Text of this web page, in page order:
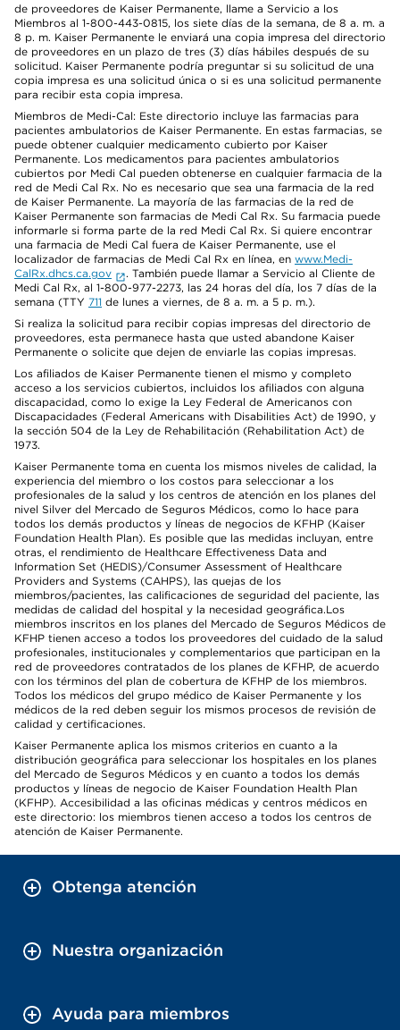
de proveedores de Kaiser Permanente, llame a Servicio a los
Miembros al 1-800-443-0815, los siete días de la semana, de 8 a. m. a
8 p. m. Kaiser Permanente le enviará una copia impresa del directorio
de proveedores en un plazo de tres (3) días hábiles después de su
solicitud. Kaiser Permanente podría preguntar si su solicitud de una
copia impresa es una solicitud única o si es una solicitud permanente
para recibir esta copia impresa.
Miembros de Medi-Cal: Este directorio incluye las farmacias para
pacientes ambulatorios de Kaiser Permanente. En estas farmacias, se
puede obtener cualquier medicamento cubierto por Kaiser
Permanente. Los medicamentos para pacientes ambulatorios
cubiertos por Medi Cal pueden obtenerse en cualquier farmacia de la
red de Medi Cal Rx. No es necesario que sea una farmacia de la red
de Kaiser Permanente. La mayoría de las farmacias de la red de
Kaiser Permanente son farmacias de Medi Cal Rx. Su farmacia puede
informarle si forma parte de la red Medi Cal Rx. Si quiere encontrar
una farmacia de Medi Cal fuera de Kaiser Permanente, use el
localizador de farmacias de Medi Cal Rx en línea, en www.Medi-
CalRx.dhcs.ca.gov
. También puede llamar a Servicio al Cliente de
Medi Cal Rx, al 1-800-977-2273, las 24 horas del día, los 7 días de la
semana (TTY 711 de lunes a viernes, de 8 a. m. a 5 p. m.).
Si realiza la solicitud para recibir copias impresas del directorio de
proveedores, esta permanece hasta que usted abandone Kaiser
Permanente o solicite que dejen de enviarle las copias impresas.
Los afiliados de Kaiser Permanente tienen el mismo y completo
acceso a los servicios cubiertos, incluidos los afiliados con alguna
discapacidad, como lo exige la Ley Federal de Americanos con
Discapacidades (Federal Americans with Disabilities Act) de 1990, y
la sección 504 de la Ley de Rehabilitación (Rehabilitation Act) de
1973.
Kaiser Permanente toma en cuenta los mismos niveles de calidad, la
experiencia del miembro o los costos para seleccionar a los
profesionales de la salud y los centros de atención en los planes del
nivel Silver del Mercado de Seguros Médicos, como lo hace para
todos los demás productos y líneas de negocios de KFHP (Kaiser
Foundation Health Plan). Es posible que las medidas incluyan, entre
otras, el rendimiento de Healthcare Effectiveness Data and
Information Set (HEDIS)/Consumer Assessment of Healthcare
Providers and Systems (CAHPS), las quejas de los
miembros/pacientes, las calificaciones de seguridad del paciente, las
medidas de calidad del hospital y la necesidad geográfica.Los
miembros inscritos en los planes del Mercado de Seguros Médicos de
KFHP tienen acceso a todos los proveedores del cuidado de la salud
profesionales, institucionales y complementarios que participan en la
red de proveedores contratados de los planes de KFHP, de acuerdo
con los términos del plan de cobertura de KFHP de los miembros.
Todos los médicos del grupo médico de Kaiser Permanente y los
médicos de la red deben seguir los mismos procesos de revisión de
calidad y certificaciones.
Kaiser Permanente aplica los mismos criterios en cuanto a la
distribución geográfica para seleccionar los hospitales en los planes
del Mercado de Seguros Médicos y en cuanto a todos los demás
productos y líneas de negocio de Kaiser Foundation Health Plan
(KFHP). Accesibilidad a las oficinas médicas y centros médicos en
este directorio: los miembros tienen acceso a todos los centros de
atención de Kaiser Permanente.
Obtenga atención
Nuestra organización
Ayuda para miembros